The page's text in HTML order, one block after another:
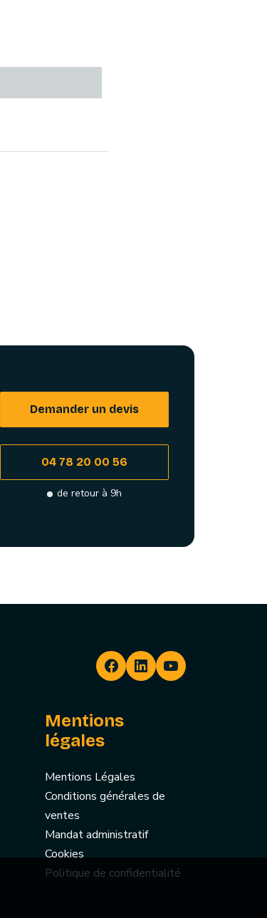
Demander un devis
04 78 20 00 56
de retour à 9h
Mentions
légales
Mentions Légales
Conditions générales de
ventes
Mandat administratif
Cookies
Politique de confidentialité